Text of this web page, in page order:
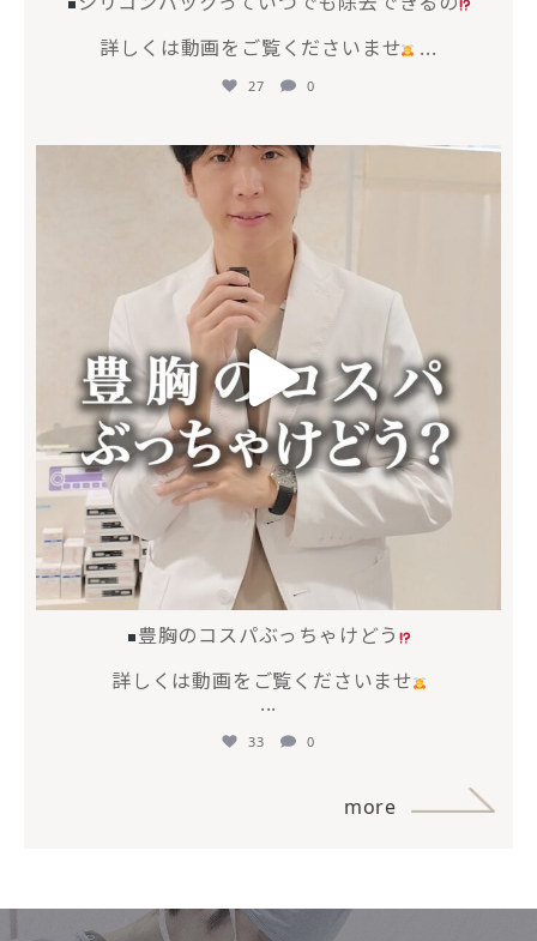
詳しくは動画をご覧くださいませ
...
27 0
mycli.honda
6月 17
豊胸のコスパぶっちゃけどう
詳しくは動画をご覧くださいませ
...
33 0
more